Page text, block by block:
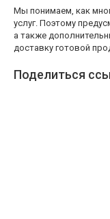
Мы понимаем, как
услуг. Поэтому
а также
доставку готовой
Поделиться